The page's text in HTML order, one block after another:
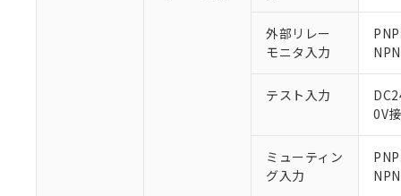
外部リレー
モニタ入力
テスト入力
0V
ミューティン
グ入力
※当社の共
いる法人を
EU RoHS指令（
51物質の非含有証
※本証明書は発行
また、RoHS指令
混在することか